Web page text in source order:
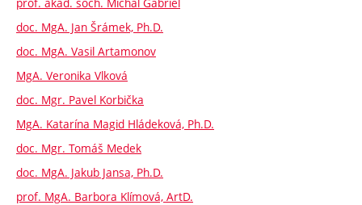
doc. MgA. Jan Šrámek, Ph.D.
doc. MgA. Vasil Artamonov
MgA. Veronika Vlková
doc. Mgr. Pavel Korbička
MgA. Katarína Magid Hládeková, Ph.D.
doc. Mgr. Tomáš Medek
doc. MgA. Jakub Jansa, Ph.D.
prof. MgA. Barbora Klímová, ArtD.